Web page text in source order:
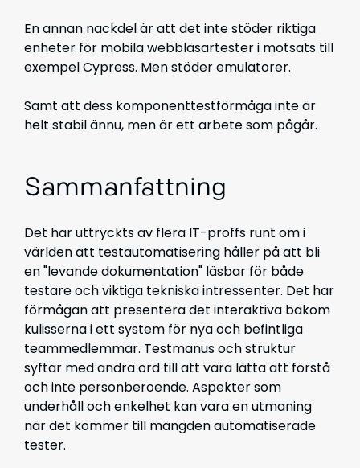
En annan nackdel är att det inte stöder riktiga
enheter för mobila webbläsartester i motsats till
exempel Cypress. Men stöder emulatorer.
Samt att dess komponenttestförmåga inte är
helt stabil ännu, men är ett arbete som pågår.
Sammanfattning
Det har uttryckts av flera IT-proffs runt om i
världen att testautomatisering håller på att bli
en "levande dokumentation" läsbar för både
testare och viktiga tekniska intressenter. Det har
förmågan att presentera det interaktiva bakom
kulisserna i ett system för nya och befintliga
teammedlemmar. Testmanus och struktur
syftar med andra ord till att vara lätta att förstå
och inte personberoende. Aspekter som
underhåll och enkelhet kan vara en utmaning
när det kommer till mängden automatiserade
tester.